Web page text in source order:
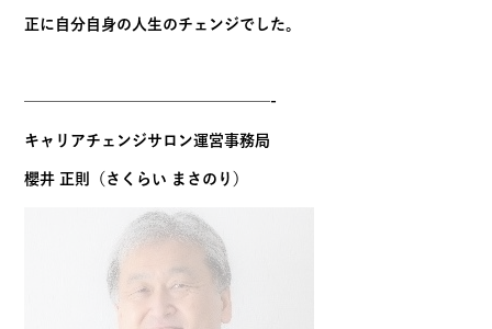
正に自分自身の人生のチェンジでした。
————————————————-
キャリアチェンジサロン運営事務局
櫻井 正則（さくらい まさのり）